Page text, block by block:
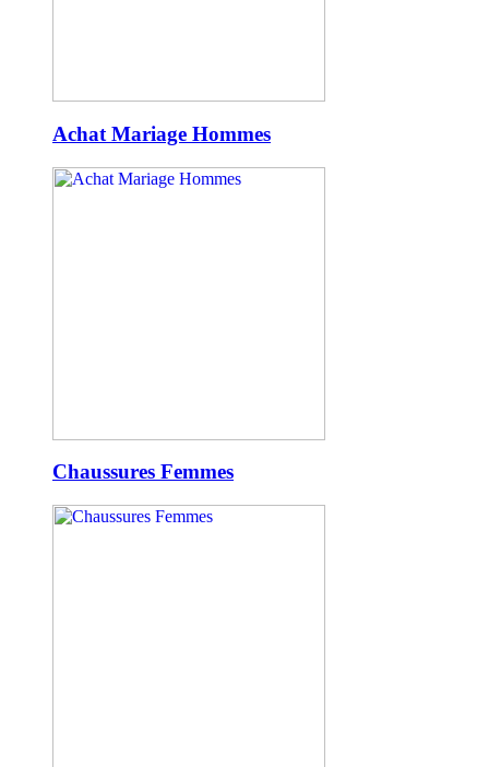
Achat Mariage Hommes
Chaussures Femmes